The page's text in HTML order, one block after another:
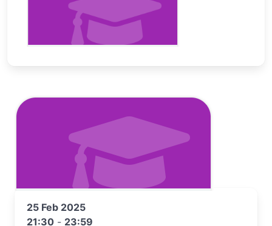
25 Feb 2025
21:30 - 23:59